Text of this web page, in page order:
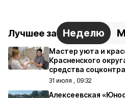
Лучшее за Неделю
Мастер уюта и
Красненского
средства
31 июля , 09:32
Алексеевская